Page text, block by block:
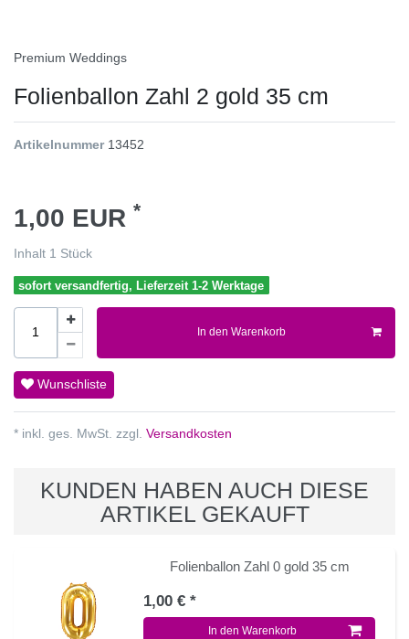
Premium Weddings
Folienballon Zahl 2 gold 35 cm
Artikelnummer 13452
1,00 EUR *
Inhalt 1 Stück
sofort versandfertig, Lieferzeit 1-2 Werktage
In den Warenkorb
Wunschliste
* inkl. ges. MwSt. zzgl. Versandkosten
KUNDEN HABEN AUCH DIESE
ARTIKEL GEKAUFT
Folienballon Zahl 0 gold 35 cm
1,00 € *
In den Warenkorb